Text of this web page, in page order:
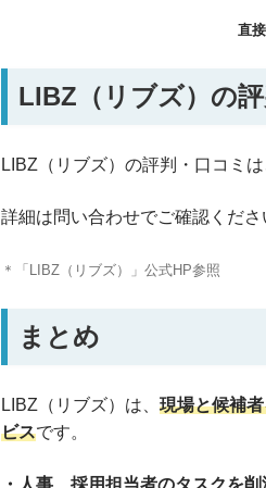
直
LIBZ（リブズ）の評
LIBZ（リブズ）の評判・口コミ
詳細は問い合わせでご確認くださ
＊「LIBZ（リブズ）」公式HP参照
まとめ
LIBZ（リブズ）は、 現場と候補
ビスです。